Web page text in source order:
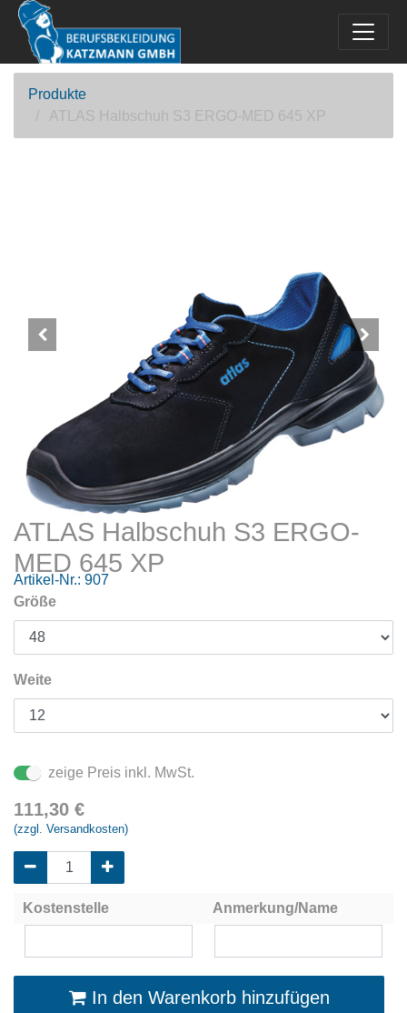
Produkte
ATLAS Halbschuh S3 ERGO-MED 645 XP
ATLAS Halbschuh S3 ERGO-
MED 645 XP
Artikel-Nr.: 907
Größe
Weite
zeige Preis inkl. MwSt.
111,30 €
(zzgl. Versandkosten)
Kostenstelle Anmerkung/Name
In den Warenkorb hinzufügen